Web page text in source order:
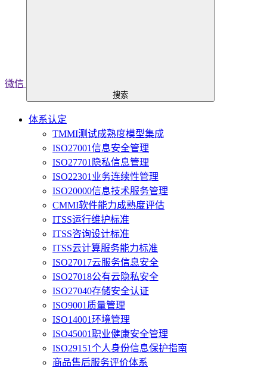
微信
搜索
体系认定
TMMI测试成熟度模型集成
ISO27001信息安全管理
ISO27701隐私信息管理
ISO22301业务连续性管理
ISO20000信息技术服务管理
CMMI软件能力成熟度评估
ITSS运行维护标准
ITSS咨询设计标准
ITSS云计算服务能力标准
ISO27017云服务信息安全
ISO27018公有云隐私安全
ISO27040存储安全认证
ISO9001质量管理
ISO14001环境管理
ISO45001职业健康安全管理
ISO29151个人身份信息保护指南
商品售后服务评价体系